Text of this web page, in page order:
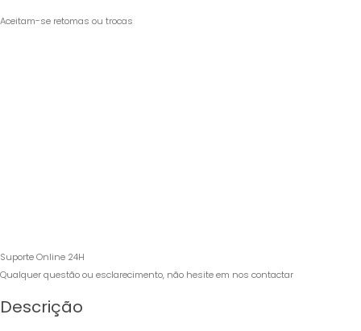
Aceitam-se retomas ou trocas
Suporte Online 24H
Qualquer questão ou esclarecimento, não hesite em nos contactar
Descrição